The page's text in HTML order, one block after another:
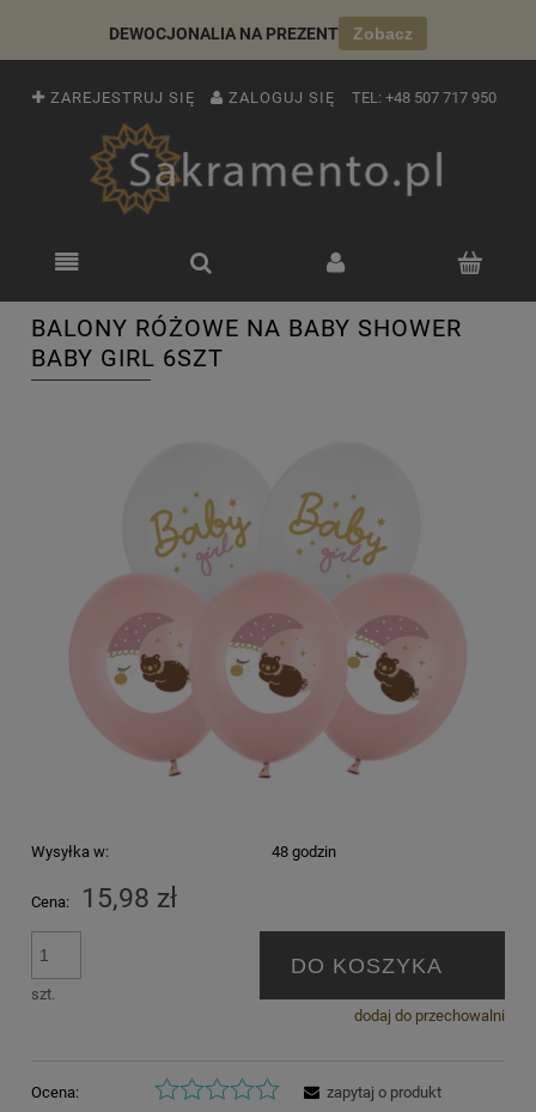
DEWOCJONALIA NA PREZENT Zobacz
ZAREJESTRUJ SIĘ ZALOGUJ SIĘ TEL: +48 507 717 950
BALONY RÓŻOWE NA BABY SHOWER
BABY GIRL 6SZT
Wysyłka w: 48 godzin
Cena: 15,98 zł
szt.
DO KOSZYKA
dodaj do przechowalni
Ocena:
zapytaj o produkt